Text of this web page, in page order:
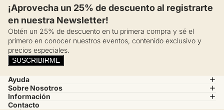
¡Aprovecha un 25% de descuento al registrarte
en nuestra Newsletter!
Obtén un 25% de descuento en tu primera compra y sé el
primero en conocer nuestros eventos, contenido exclusivo y
precios especiales.
SUSCRIBIRME
Ayuda
Sobre Nosotros
Información
Contacto